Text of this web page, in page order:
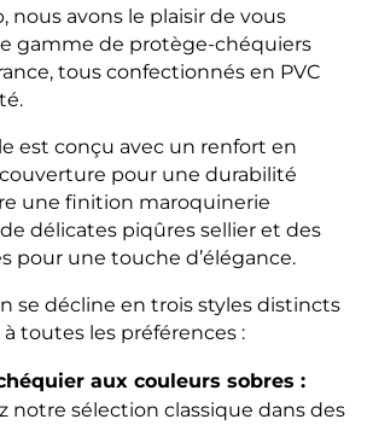
nous avons le plaisir de vous
gamme de protège-chéquiers
tous confectionnés en PVC
est conçu avec un renfort en
pour une durabilité
une finition maroquinerie
délicates piqûres sellier et des
pour une touche d’élégance.
se décline en trois styles distincts
toutes les préférences :
aux couleurs sobres :
notre sélection classique dans des